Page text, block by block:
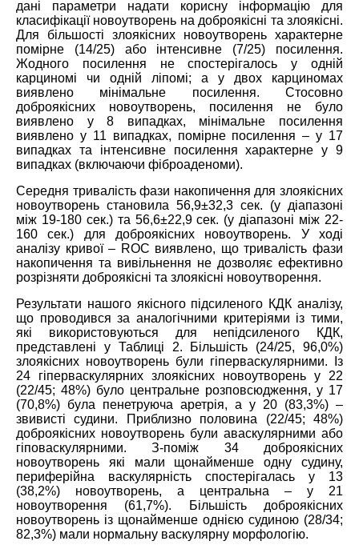
дані параметри надати корисну інформацію для
класифікації новоутворень на доброякісні та злоякісні.
Для більшості злоякісних новоутворень характерне
помірне (14/25) або інтенсивне (7/25) посилення.
Жодного посилення не спостерігалось у одній
карциномі чи одній ліпомі; а у двох карциномах
виявлено мінімальне посилення. Стосовно
доброякісних новоутворень, посилення не було
виявлено у 8 випадках, мінімальне посилення
виявлено у 11 випадках, помірне посилення – у 17
випадках та інтенсивне посилення характерне у 9
випадках (включаючи фіброаденоми).
Середня тривалість фази накопичення для злоякісних
новоутворень становила 56,9±32,3 сек. (у діапазоні
між 19-180 сек.) та 56,6±22,9 сек. (у діапазоні між 22-
160 сек.) для доброякісних новоутворень. У ході
аналізу кривої – ROC виявлено, що тривалість фази
накопичення та вивільнення не дозволяє ефективно
розрізняти доброякісні та злоякісні новоутворення.
Результати нашого якісного підсиленого КДК аналізу,
що проводився за аналогічними критеріями із тими,
які використовуються для непідсиленого КДК,
представлені у Таблиці 2. Більшість (24/25, 96,0%)
злоякісних новоутворень були гіперваскулярними. Із
24 гіперваскулярних злоякісних новоутворень у 22
(22/45; 48%) було центральне розповсюдження, у 17
(70,8%) була пенетруюча аретрія, а у 20 (83,3%) –
звивисті судини. Приблизно половина (22/45; 48%)
доброякісних новоутворень були аваскулярними або
гіповаскулярними. З-поміж 34 доброякісних
новоутворень які мали щонайменше одну судину,
периферійна васкулярність спостерігалась у 13
(38,2%) новоутворень, а центральна – у 21
новоутворення (61,7%). Більшість доброякісних
новоутворень із щонайменше однією судиною (28/34;
82,3%) мали нормальну васкулярну морфологію.